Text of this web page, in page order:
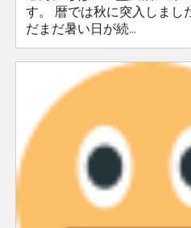
す。 暦では秋に突入しまし
だまだ暑い日が続...